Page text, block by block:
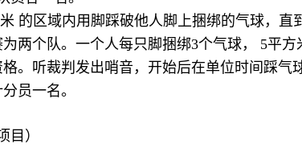
的区域内用脚踩破他人脚上捆绑的气球，直
两个队。一个人每只脚捆绑3个气球， 5平
。听裁判发出哨音，开始后在单位时间踩气
员一名。
目）